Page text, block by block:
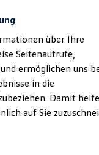
)
über Ihre
Seitenaufrufe,
ermöglichen uns
in die
Damit
auf Sie